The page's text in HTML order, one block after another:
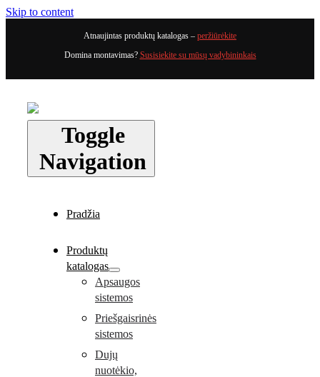
Skip to content
Atnaujintas produktų katalogas – peržiūrėkite
Domina montavimas? Susisiekite su mūsų vadybininkais
Toggle
Navigation
Pradžia
Produktų
katalogas
Apsaugos
sistemos
Priešgaisrinės
sistemos
Dujų
nuotėkio,